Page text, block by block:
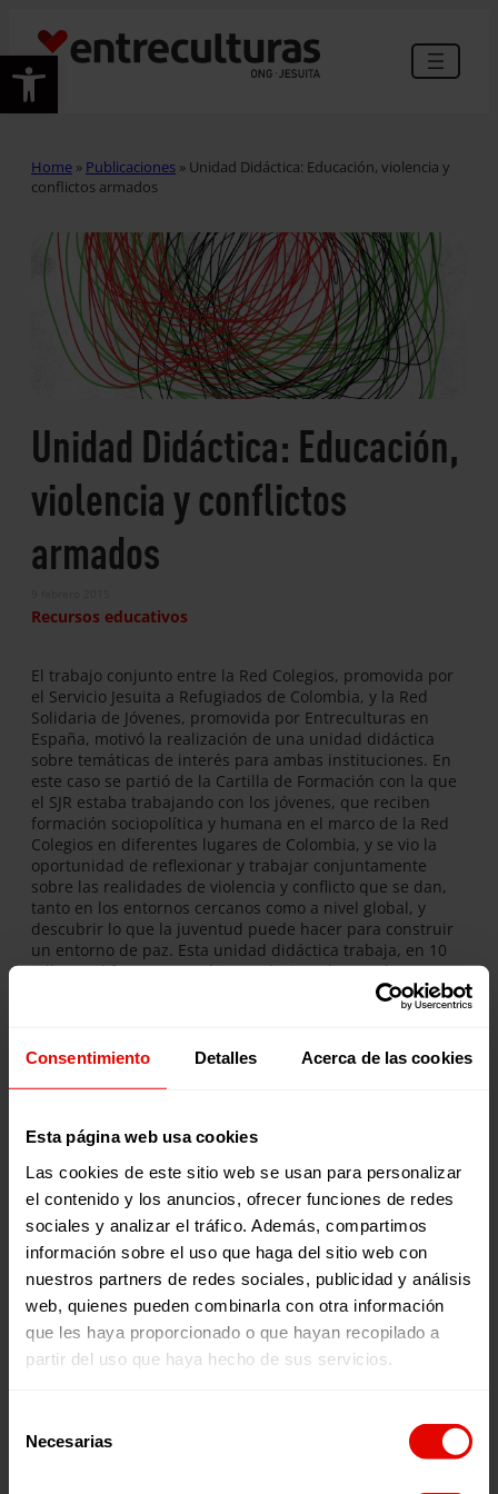
Consentimiento Detalles Acerca de las cookies
Esta página web usa cookies
Las cookies de este sitio web se usan para personalizar
el contenido y los anuncios, ofrecer funciones de redes
sociales y analizar el tráfico. Además, compartimos
información sobre el uso que haga del sitio web con
nuestros partners de redes sociales, publicidad y análisis
web, quienes pueden combinarla con otra información
que les haya proporcionado o que hayan recopilado a
partir del uso que haya hecho de sus servicios.
Necesarias
Abrir barra de herramientas
Home » Publicaciones » Unidad Didáctica: Educación, violencia y
conflictos armados
Unidad Didáctica: Educación,
violencia y conflictos
armados
Recursos educativos
El trabajo conjunto entre la Red Colegios, promovida por
el Servicio Jesuita a Refugiados de Colombia, y la Red
Solidaria de Jóvenes, promovida por Entreculturas en
España, motivó la realización de una unidad didáctica
sobre temáticas de interés para ambas instituciones. En
este caso se partió de la Cartilla de Formación con la que
el SJR estaba trabajando con los jóvenes, que reciben
formación sociopolítica y humana en el marco de la Red
Colegios en diferentes lugares de Colombia, y se vio la
oportunidad de reflexionar y trabajar conjuntamente
sobre las realidades de violencia y conflicto que se dan,
tanto en los entornos cercanos como a nivel global, y
descubrir lo que la juventud puede hacer para construir
un entorno de paz. Esta unidad didáctica trabaja, en 10
talleres, diferentes temáticas relacionadas con la
violencia y el conflicto, sus causas y sus consecuencias y
descargar
Publicaciones relacionadas:
INFORME ANUAL
REVISTA TRIMESTRAL